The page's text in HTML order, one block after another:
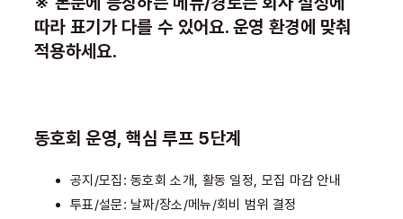
따라 표기가 다를 수 있어요. 운영 환경에 맞춰
적용하세요.
동호회 운영, 핵심 루프 5단계
공지/모집: 동호회 소개, 활동 일정, 모집 마감 안내
투표/설문: 날짜/장소/메뉴/회비 범위 결정